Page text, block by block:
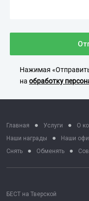
Нажимая
наобработку
Главная Услуги О
Наши награды
Наши
Снять
Обменять
БЕСТ на Тверской